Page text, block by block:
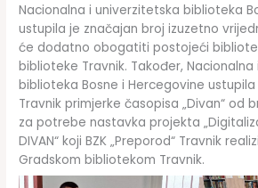
Nacionalna i univerzitetska biblioteka
ustupila je značajan broj izuzetno
će dodatno obogatiti postojeći
biblioteke Travnik. Također,
biblioteka Bosne i Hercegovine ustupila
Travnik primjerke časopisa „Divan“ od
za potrebe nastavka projekta
DIVAN“ koji BZK „Preporod“ Travnik
Gradskom bibliotekom Travnik.